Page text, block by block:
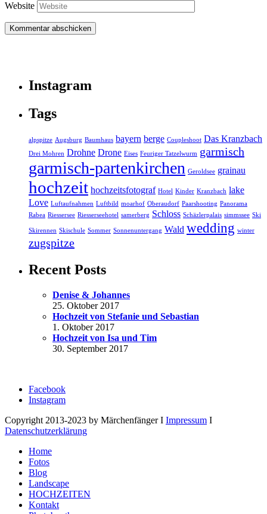
Website
Instagram
Tags
alpspitze Augsburg Baumhaus bayern berge Coupleshoot Das Kranzbach
Drei Mohren Drohne Drone Eises Feuriger Tatzelwurm garmisch
garmisch-partenkirchen Geroldsee grainau
hochzeit hochzeitsfotograf Hotel Kinder Kranzbach lake
Love Luftaufnahmen Luftbild moarhof Oberaudorf Paarshooting Panorama
Rabea Riessersee Riesserseehotel samerberg Schloss Schäzlerpalais simmssee Ski
Skirennen Skischule Sommer Sonnenuntergang Wald wedding winter
zugspitze
Recent Posts
Denise & Johannes
25. Oktober 2017
Hochzeit von Stefanie und Sebastian
1. Oktober 2017
Hochzeit von Isa und Tim
30. September 2017
Facebook
Instagram
Copyright 2013-2023 by Märchenfänger I Impressum I
Datenschutzerklärung
Home
Fotos
Blog
Landscape
HOCHZEITEN
Kontakt